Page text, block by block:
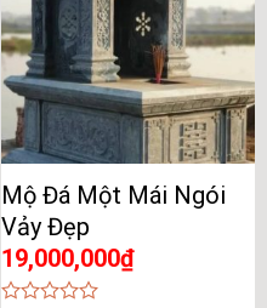
Mộ Đá Một Mái Ngói
Vảy Đẹp
19,000,000₫